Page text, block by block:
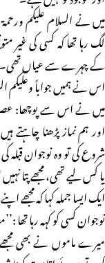
میں نے السلام علیکم
لگ رہا تھا کہ کسی کی
کے چہرے سے عیاں تھی۔
اس نے ہمیں جواباً وعلیکم
میں نے اس سے پوچھا: عصر
اور ہم نماز پڑھنا چاہتے
شروع کی تو وہ نوجوان
یا کس لیے تھی، مجھے پتا
ایک ایسا جملہ کہا کہ
نوجوان کسی کو کہہ رہا تھا
میرے ماموں نے بھی